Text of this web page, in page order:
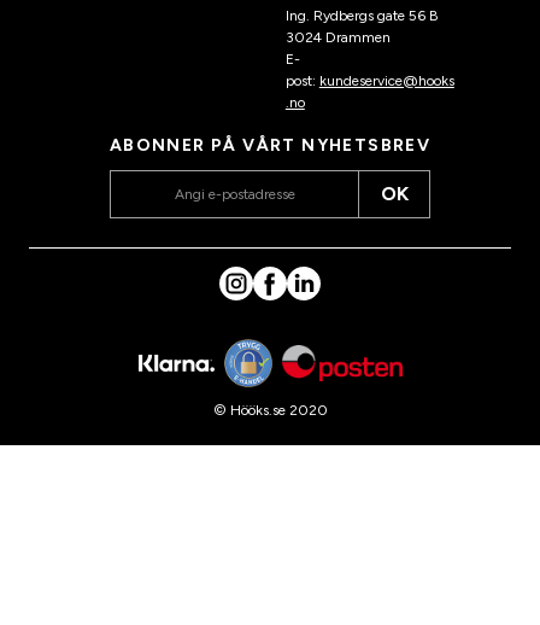
Ing. Rydbergs gate 56 B
3024 Drammen
E-
post: kundeservice@hooks
.no
ABONNER PÅ VÅRT NYHETSBREV
OK
© Hööks.se 2020